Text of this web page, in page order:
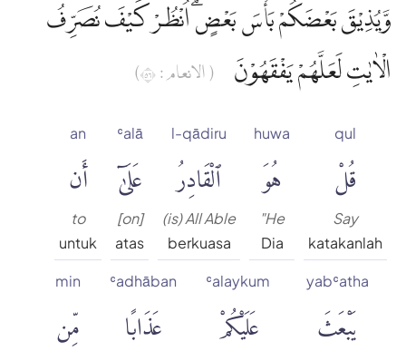
وَّيُذِيْقَ بَعْضَكُمْ بَأْسَ بَعْضٍۗ اُنْظُرْ كَيْفَ نُصَرِّفُ
الْاٰيٰتِ لَعَلَّهُمْ يَفْقَهُوْنَ
( الانعام : ٦٥)
qul
قُلْ
Say
katakanlah
huwa
هُوَ
"He
Dia
l-qādiru
ٱلْقَادِرُ
(is) All Able
berkuasa
ʿalā
عَلَىٰٓ
[on]
atas
an
أَن
to
untuk
yabʿatha
يَبْعَثَ
ʿalaykum
عَلَيْكُمْ
ʿadhāban
عَذَابًا
min
مِّن